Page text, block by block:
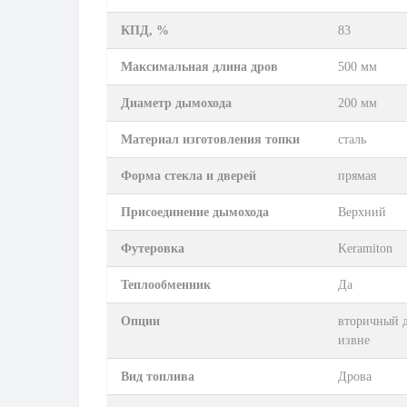
КПД, % 83
Максимальная длина дров 500 мм
Диаметр дымохода 200 мм
Материал изготовления топки сталь
Форма стекла и дверей прямая
Присоединение дымохода Верхний
Футеровка Keramiton
Теплообменник Да
Опции
вторичный
извне
Вид топлива Дрова